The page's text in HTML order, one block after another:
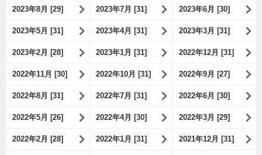
2023年8月 [29] 2023年7月 [31] 2023年6月 [30]
2023年5月 [31] 2023年4月 [31] 2023年3月 [31]
2023年2月 [28] 2023年1月 [31] 2022年12月 [31]
2022年11月 [30] 2022年10月 [31] 2022年9月 [27]
2022年8月 [31] 2022年7月 [31] 2022年6月 [30]
2022年5月 [26] 2022年4月 [30] 2022年3月 [29]
2022年2月 [28] 2022年1月 [31] 2021年12月 [31]